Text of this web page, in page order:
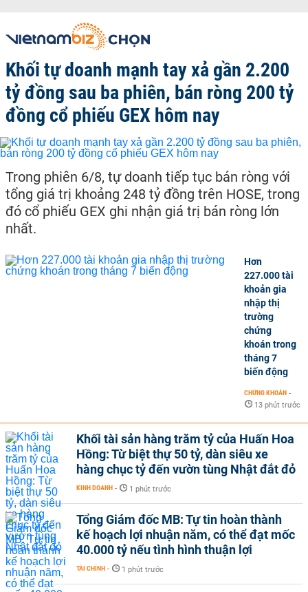
Khối tự doanh mạnh tay xả gần 2.200
tỷ đồng sau ba phiên, bán ròng 200 tỷ
đồng cổ phiếu GEX hôm nay
Trong phiên 6/8, tự doanh tiếp tục bán ròng với
tổng giá trị khoảng 248 tỷ đồng trên HOSE, trong
đó cổ phiếu GEX ghi nhận giá trị bán ròng lớn
nhất.
Hơn
227.000 tài
khoản gia
nhập thị
trường
chứng
khoán trong
tháng 7
biến động
CHỨNG KHOÁN -
13 phút trước
Khối tài sản hàng trăm tỷ của Huấn Hoa
Hồng: Từ biệt thự 50 tỷ, dàn siêu xe
hàng chục tỷ đến vườn tùng Nhật đắt đỏ
KINH DOANH - 1 phút trước
Tổng Giám đốc MB: Tự tin hoàn thành
kế hoạch lợi nhuận năm, có thể đạt mốc
40.000 tỷ nếu tình hình thuận lợi
TÀI CHÍNH - 1 phút trước